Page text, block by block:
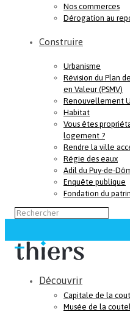
Nos commerces
Dérogation au
Construire
Urbanisme
Révision du Plan
en Valeur (PSMV)
Renouvellement
Habitat
Vous êtes
logement ?
Rendre la ville
Régie des eaux
Adil du Puy-de-
Enquête publique
Fondation du
Découvrir
Capitale de la
Musée de la